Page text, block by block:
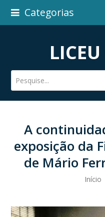
Categorias
Pesquise...
A
exposição da
de Mário
Início